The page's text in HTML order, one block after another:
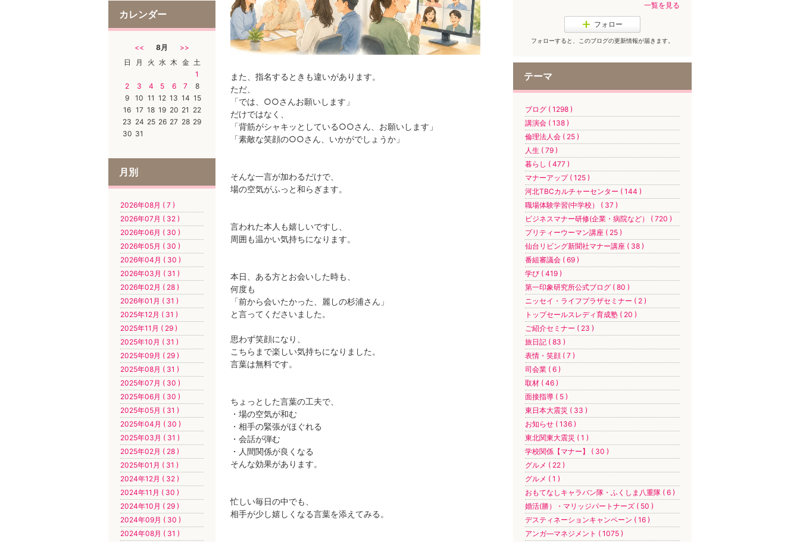
また、指名するときも違いがあります。
ただ、
「では、○○さんお願いします」
だけではなく、
「背筋がシャキッとしている○○さん、お願いします」
「素敵な笑顔の○○さん、いかがでしょうか」
そんな一言が加わるだけで、
場の空気がふっと和らぎます。
言われた本人も嬉しいですし、
周囲も温かい気持ちになります。
本日、ある方とお会いした時も、
何度も
「前から会いたかった、麗しの杉浦さん」
と言ってくださいました。
思わず笑顔になり、
こちらまで楽しい気持ちになりました。
言葉は無料です。
ちょっとした言葉の工夫で、
・場の空気が和む
・相手の緊張がほぐれる
・会話が弾む
・人間関係が良くなる
そんな効果があります。
忙しい毎日の中でも、
相手が少し嬉しくなる言葉を添えてみる。
一覧を見る
フォロー
フォローすると、このブログの更新情報が届きます。
テーマ
ブログ ( 1298 )
講演会 ( 138 )
倫理法人会 ( 25 )
人生 ( 79 )
暮らし ( 477 )
マナーアップ ( 125 )
河北TBCカルチャーセンター ( 144 )
職場体験学習(中学校） ( 37 )
ビジネスマナー研修(企業・病院など） ( 720 )
プリティーウーマン講座 ( 25 )
仙台リビング新聞社マナー講座 ( 38 )
番組審議会 ( 69 )
学び ( 419 )
第一印象研究所公式ブログ ( 80 )
ニッセイ・ライフプラザセミナー ( 2 )
トップセールスレディ育成塾 ( 20 )
ご紹介セミナー ( 23 )
旅日記 ( 83 )
表情・笑顔 ( 7 )
司会業 ( 6 )
取材 ( 46 )
面接指導 ( 5 )
東日本大震災 ( 33 )
お知らせ ( 136 )
東北関東大震災 ( 1 )
学校関係【マナー】 ( 30 )
グルメ ( 22 )
グルメ ( 1 )
おもてなしキャラバン隊・ふくしま八重隊 ( 6 )
婚活(勝）・マリッジパートナーズ ( 50 )
デスティネーションキャンペーン ( 16 )
アンガ―マネジメント ( 1075 )
カレンダー
<< 8月
>>
日
月 火 水 木 金 土
1
2
3 4 5 6 7
8
9
10 11 12 13 14 15
16 17 18 19 20 21 22
23 24 25 26 27 28 29
30 31
月別
2026年08月 ( 7 )
2026年07月 ( 32 )
2026年06月 ( 30 )
2026年05月 ( 30 )
2026年04月 ( 30 )
2026年03月 ( 31 )
2026年02月 ( 28 )
2026年01月 ( 31 )
2025年12月 ( 31 )
2025年11月 ( 29 )
2025年10月 ( 31 )
2025年09月 ( 29 )
2025年08月 ( 31 )
2025年07月 ( 30 )
2025年06月 ( 30 )
2025年05月 ( 31 )
2025年04月 ( 30 )
2025年03月 ( 31 )
2025年02月 ( 28 )
2025年01月 ( 31 )
2024年12月 ( 32 )
2024年11月 ( 30 )
2024年10月 ( 29 )
2024年09月 ( 30 )
2024年08月 ( 31 )